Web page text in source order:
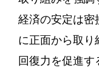
経済の安定は密
に正面から取り
回復力を促進